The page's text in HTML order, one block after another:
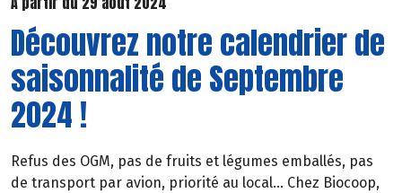
Découvrez notre calendrier de
saisonnalité de Septembre
2024 !
Refus des OGM, pas de fruits et légumes emballés, pas
de transport par avion, priorité au local… Chez Biocoop,